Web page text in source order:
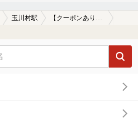
玉川村駅 【クーポンあり】子連れOKな玉川村駅近くの温泉、日帰り温泉、スーパー銭湯おすすめ